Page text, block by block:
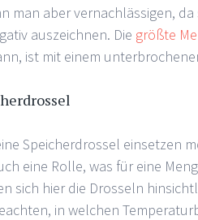
man aber vernachlässigen,
auszeichnen. Die größte
ist mit einem
Speicherdrossel einsetzen
eine Rolle, was für eine
sich hier die Drosseln
in welchen